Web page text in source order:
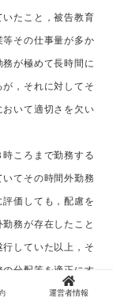
たこと，被告教育
その仕事量が多か
が極めて長時間に
，それに対してそ
いて適切さを欠い
時ころまで勤務する
てその時間外勤務
価しても，配慮を
務が存在したこと
していた以上，そ
分配等を適正にす
る義務があったに
運営者情報